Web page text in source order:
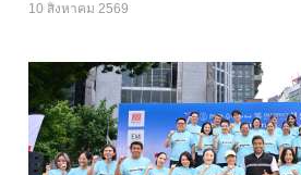
10 สิงหาคม 2569